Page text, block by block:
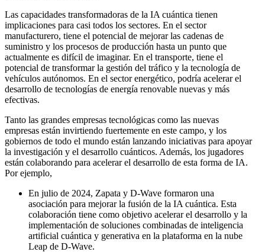
Las capacidades transformadoras de la IA cuántica tienen
implicaciones para casi todos los sectores. En el sector
manufacturero, tiene el potencial de mejorar las cadenas de
suministro y los procesos de producción hasta un punto que
actualmente es difícil de imaginar. En el transporte, tiene el
potencial de transformar la gestión del tráfico y la tecnología de
vehículos autónomos. En el sector energético, podría acelerar el
desarrollo de tecnologías de energía renovable nuevas y más
efectivas.
Tanto las grandes empresas tecnológicas como las nuevas
empresas están invirtiendo fuertemente en este campo, y los
gobiernos de todo el mundo están lanzando iniciativas para apoyar
la investigación y el desarrollo cuánticos. Además, los jugadores
están colaborando para acelerar el desarrollo de esta forma de IA.
Por ejemplo,
En julio de 2024, Zapata y D-Wave formaron una
asociación para mejorar la fusión de la IA cuántica. Esta
colaboración tiene como objetivo acelerar el desarrollo y la
implementación de soluciones combinadas de inteligencia
artificial cuántica y generativa en la plataforma en la nube
Leap de D-Wave.